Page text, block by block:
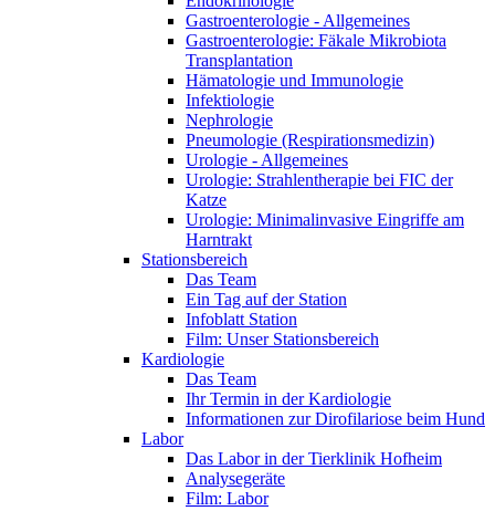
Gastroenterologie - Allgemeines
Gastroenterologie: Fäkale Mikrobiota
Transplantation
Hämatologie und Immunologie
Infektiologie
Nephrologie
Pneumologie (Respirationsmedizin)
Urologie - Allgemeines
Urologie: Strahlentherapie bei FIC der
Katze
Urologie: Minimalinvasive Eingriffe am
Harntrakt
Stationsbereich
Das Team
Ein Tag auf der Station
Infoblatt Station
Film: Unser Stationsbereich
Kardiologie
Das Team
Ihr Termin in der Kardiologie
Informationen zur Dirofilariose beim Hund
Labor
Das Labor in der Tierklinik Hofheim
Analysegeräte
Film: Labor